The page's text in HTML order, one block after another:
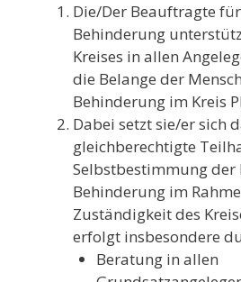
Die/Der Beauftragte
Behinderung
Kreises in allen
die Belange der
Behinderung im Kreis
Dabei setzt sie/er sich
gleichberechtigte
Selbstbestimmung der
Behinderung im
Zuständigkeit des
erfolgt insbesondere
Beratung in allen